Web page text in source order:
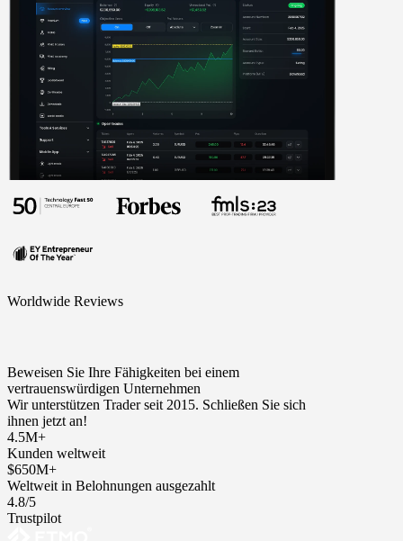
Worldwide Reviews
Beweisen Sie Ihre Fähigkeiten bei einem
vertrauenswürdigen Unternehmen
Wir unterstützen Trader seit 2015. Schließen Sie sich
ihnen jetzt an!
4.5M+
Kunden weltweit
$650M+
Weltweit in Belohnungen ausgezahlt
4.8/5
Trustpilot